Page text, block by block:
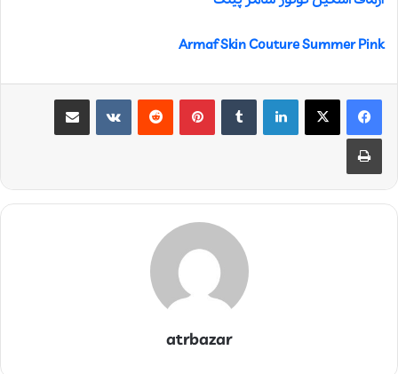
Armaf Skin Couture Summer Pink
لینکدین ‫تامبلر ‫پین‌ترست‫رددیت ‫VKontakteاشتراک گذاری از طریق ایمیل
چاپ
atrbazar